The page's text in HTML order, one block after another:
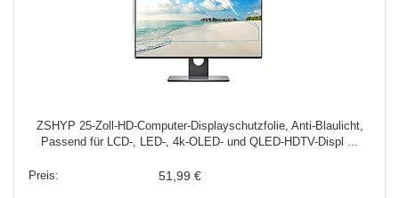
ZSHYP 25-Zoll-HD-Computer-Displayschutzfolie, Anti-Blaulicht,
Passend für LCD-, LED-, 4k-OLED- und QLED-HDTV-Displ ...
51,99 €